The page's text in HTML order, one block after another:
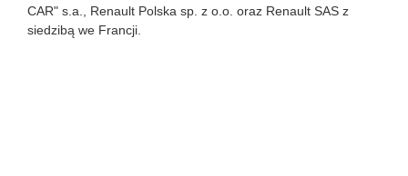
CAR" s.a., Renault Polska sp. z o.o. oraz Renault SAS z
siedzibą we Francji.